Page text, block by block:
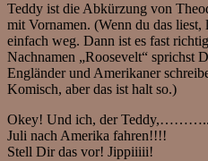
Teddy ist die Abkürzung von
mit Vornamen. (Wenn du das liest,
einfach weg. Dann ist es fast
Nachnamen „Roosevelt“ sprichst
Engländer und Amerikaner
Komisch, aber das ist halt so.)
Okey! Und ich, der
Juli nach Amerika fahren!!!!
Stell Dir das vor! Jippiiiii!